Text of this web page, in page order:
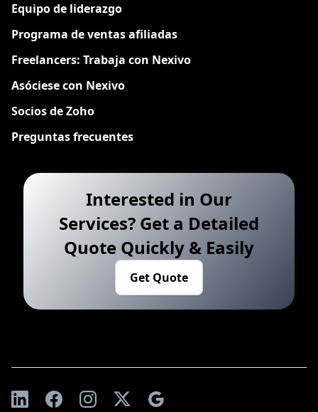
Equipo de liderazgo
Programa de ventas afiliadas
Freelancers: Trabaja con Nexivo
Asóciese con Nexivo
Socios de Zoho
Preguntas frecuentes
Interested in Our
Services? Get a Detailed
Quote Quickly & Easily
Get Quote